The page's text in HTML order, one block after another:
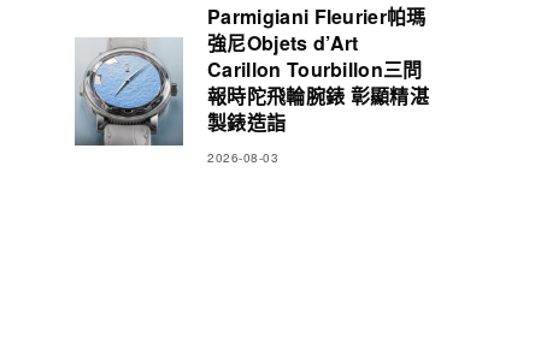
Parmigiani Fleurier帕瑪
強尼Objets d’Art
Carillon Tourbillon三問
報時陀飛輪腕錶 彰顯精湛
製錶造詣
2026-08-03